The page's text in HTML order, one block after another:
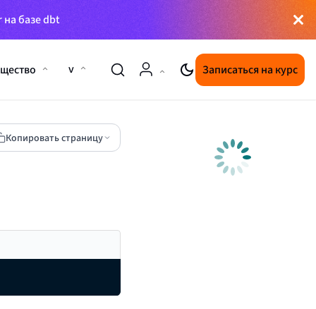
на базе dbt
Записаться на курс
v
Копировать страницу